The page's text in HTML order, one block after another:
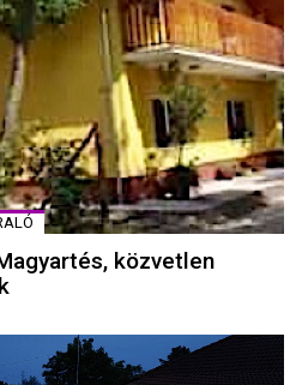
közvetlen